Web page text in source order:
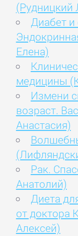
(Рудницкий
Диабет и
Елена)
медицины
Измени
возраст.
Анастасия)
Рак.
Анатолий)
Диета
от доктора
Алексей)